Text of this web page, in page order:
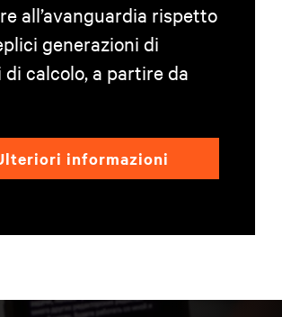
all’avanguardia rispetto
generazioni di
calcolo, a partire da
informazioni